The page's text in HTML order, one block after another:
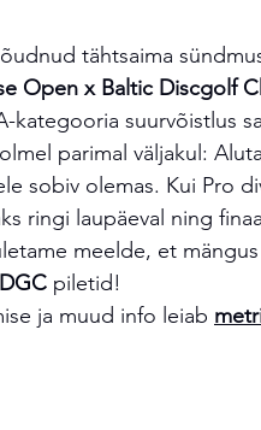
tähtsaima
Open x Baltic Discgolf
kategooria suurvõistlus
parimal väljakul:
sobiv olemas. Kui Pro
ringi laupäeval ning
meelde, et
piletid!
ja muud info leiab